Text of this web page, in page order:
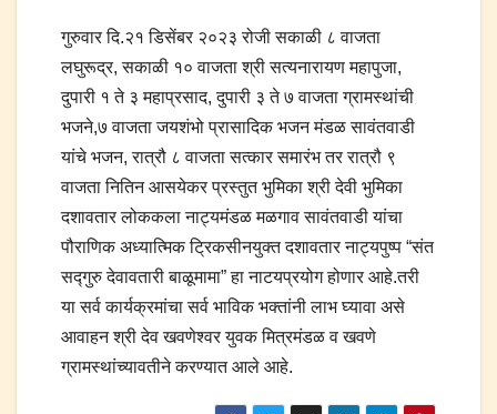
गुरुवार दि.२१ डिसेंबर २०२३ रोजी सकाळी ८ वाजता
लघुरूद्र, सकाळी १० वाजता श्री सत्यनारायण महापुजा,
दुपारी १ ते ३ महाप्रसाद, दुपारी ३ ते ७ वाजता ग्रामस्थांची
भजने,७ वाजता जयशंभो प्रासादिक भजन मंडळ सावंतवाडी
यांचे भजन, रात्रौ ८ वाजता सत्कार समारंभ तर रात्रौ ९
वाजता नितिन आसयेकर प्रस्तुत भुमिका श्री देवी भुमिका
दशावतार लोककला नाट्यमंडळ मळगाव सावंतवाडी यांचा
पौराणिक अध्यात्मिक ट्रिकसीनयुक्त दशावतार नाट्यपुष्प “संत
सद्गुरु देवावतारी बाळूमामा” हा नाटयप्रयोग होणार आहे.तरी
या सर्व कार्यक्रमांचा सर्व भाविक भक्तांनी लाभ घ्यावा असे
आवाहन श्री देव खवणेश्वर युवक मित्रमंडळ व खवणे
ग्रामस्थांच्यावतीने करण्यात आले आहे.